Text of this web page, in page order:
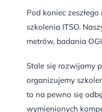
Pod koniec
szkolenia ITSO.
metrów, badania
Stale się rozwijamy
organizujemy
to na pewno się
wymienionych